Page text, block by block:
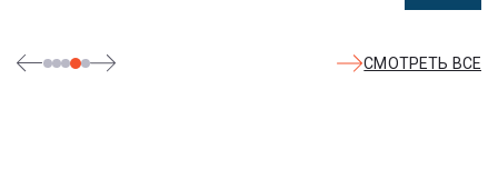
СМОТРЕТЬ ВСЕ